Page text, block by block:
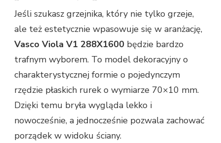
Jeśli szukasz grzejnika, który nie tylko grzeje,
ale też estetycznie wpasowuje się w aranżację,
Vasco Viola V1 288X1600 będzie bardzo
trafnym wyborem. To model dekoracyjny o
charakterystycznej formie o pojedynczym
rzędzie płaskich rurek o wymiarze 70×10 mm.
Dzięki temu bryła wygląda lekko i
nowocześnie, a jednocześnie pozwala zachować
porządek w widoku ściany.